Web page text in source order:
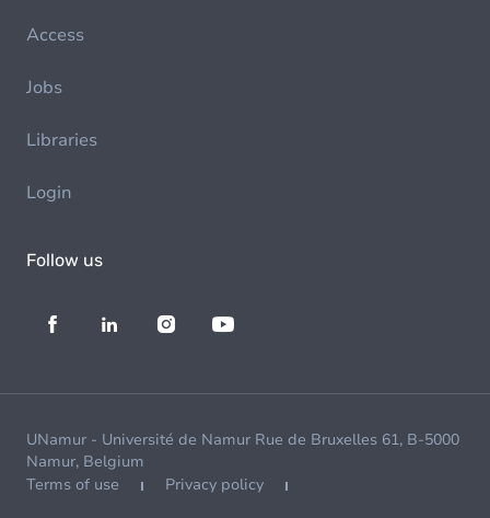
Access
Jobs
Libraries
Login
Follow us
UNamur - Université de Namur Rue de Bruxelles 61, B-5000
Namur, Belgium
Terms of use
Privacy policy